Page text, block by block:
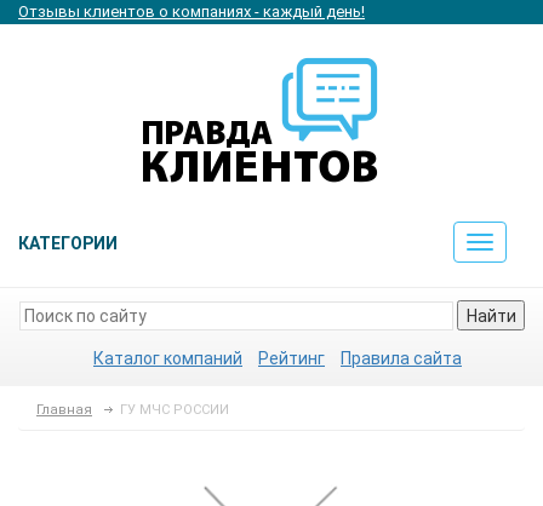
Отзывы клиентов о компаниях - каждый день!
КАТЕГОРИИ
Toggle
Найти
Каталог компаний Рейтинг Правила сайта
Главная ГУ МЧС РОССИИ